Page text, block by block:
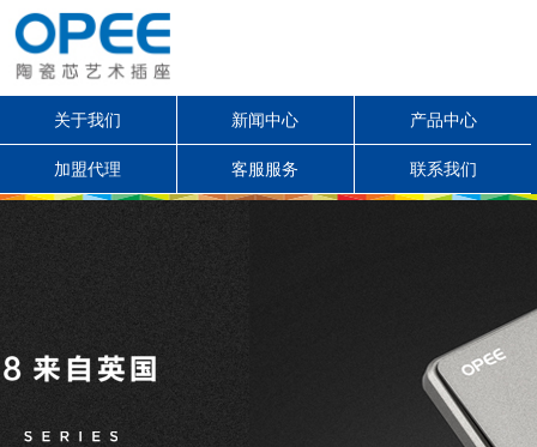
关于我们 新闻中心 产品中心
加盟代理 客服服务 联系我们